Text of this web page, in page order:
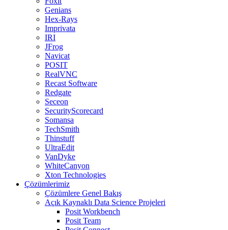
Genians
Hex-Rays
Imprivata
IRI
JFrog
Navicat
POSIT
RealVNC
Recast Software
Redgate
Seceon
SecurityScorecard
Somansa
TechSmith
Thinstuff
UltraEdit
VanDyke
WhiteCanyon
Xton Technologies
Çözümlerimiz
Çözümlere Genel Bakış
Açık Kaynaklı Data Science Projeleri
Posit Workbench
Posit Team